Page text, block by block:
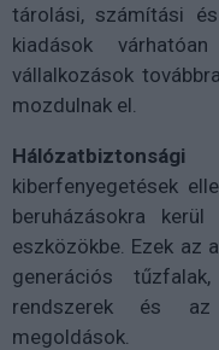
tárolási, számítási
kiadások
vállalkozások
mozdulnak el.
kiberfenyegetések
beruházásokra
eszközökbe. Ezek az
generációs
rendszerek és az
megoldások.